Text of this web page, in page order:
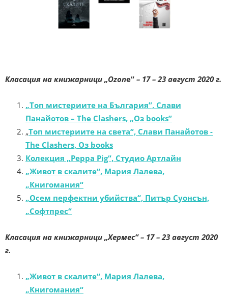
Класация на книжарници „Ozone“ – 17 – 23 август 2020 г.
„Топ мистериите на България”, Слави
Панайотов – The Clashers, „Оз books”
„Топ мистериите на света“, Слави Панайотов -
The Clashers, Оз books
Колекция „Peppa Pig“, Студио Артлайн
„Живот в скалите“, Мария Лалева,
„Книгомания“
„Осем перфектни убийства“, Питър Суонсън,
„Софтпрес“
Класация на книжарници „Хермес“ – 17 – 23 август 2020
г.
„Живот в скалите“, Мария Лалева,
„Книгомания“